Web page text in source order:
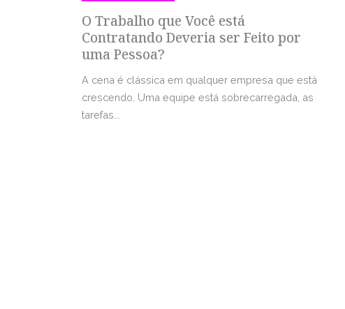
O Trabalho que Você está
Contratando Deveria ser Feito por
uma Pessoa?
A cena é clássica em qualquer empresa que está
crescendo. Uma equipe está sobrecarregada, as
tarefas...